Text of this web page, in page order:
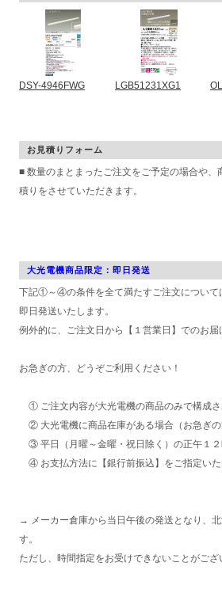
DSY-4946FWG LGB51231XG1
お見積りフォーム
■ 数量のまとまったご注文をご予定の場合や
積りをさせていただきます。
大光電機商品限定：即日発送
下記①～④の条件を全て満たすご注文について
即日発送いたします。
例外的に、ご注文日から【１営業日】でのお届
お急ぎの方、どうぞご利用ください！
① ご注文内容が大光電機の商品のみで構成さ
② 大光電機に商品在庫がある場合（お急ぎの
③ 平日（月曜～金曜・祝日除く）の正午１２
④ お支払方法に【銀行前振込】をご指定い
→ メーカー倉庫から当日午後の発送となり、
す。
ただし、時間指定をお受けできないことがご